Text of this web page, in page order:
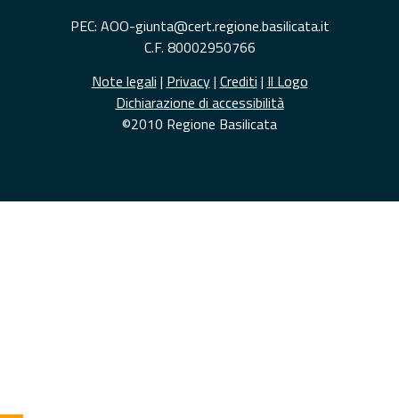
PEC: AOO-giunta@cert.regione.basilicata.it
C.F. 80002950766
Note legali | Privacy| Crediti | Il Logo
Dichiarazione di accessibilità
©2010 Regione Basilicata